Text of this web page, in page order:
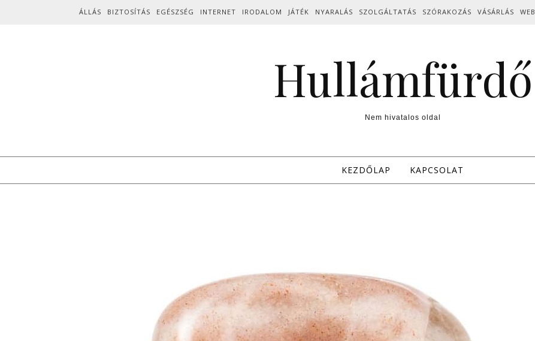
ÁLLÁS BIZTOSÍTÁS EGÉSZSÉG INTERNET IRODALOM JÁTÉK NYARALÁS SZOLGÁLTATÁS SZÓRAKOZÁS VÁSÁRLÁS WEB
Hullámfürdő
Nem hivatalos oldal
KEZDŐLAP KAPCSOLAT